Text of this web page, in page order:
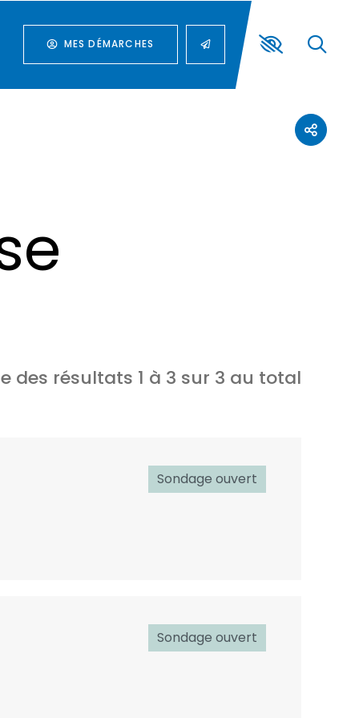
MES DÉMARCHES
des résultats 1 à 3 sur 3 au total
Sondage ouvert
Sondage ouvert